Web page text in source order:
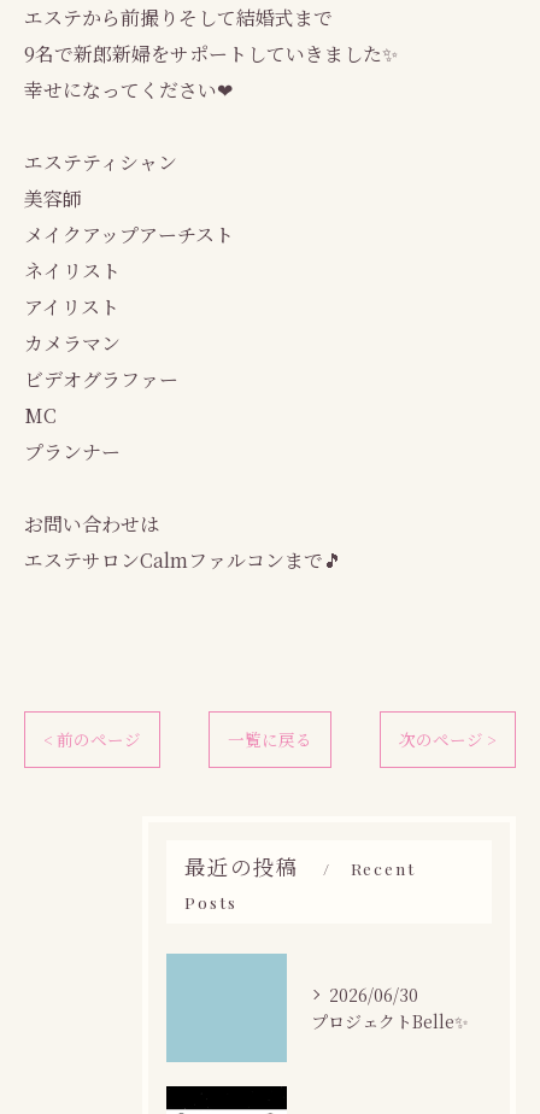
エステから前撮りそして結婚式まで
9名で新郎新婦をサポートしていきました✨
幸せになってください❤
エステティシャン
美容師
メイクアップアーチスト
ネイリスト
アイリスト
カメラマン
ビデオグラファー
MC
プランナー
お問い合わせは
エステサロンCalmファルコンまで🎵
< 前のページ 一覧に戻る 次のページ >
最近の投稿
Recent
Posts
2026/06/30
プロジェクトBelle✨